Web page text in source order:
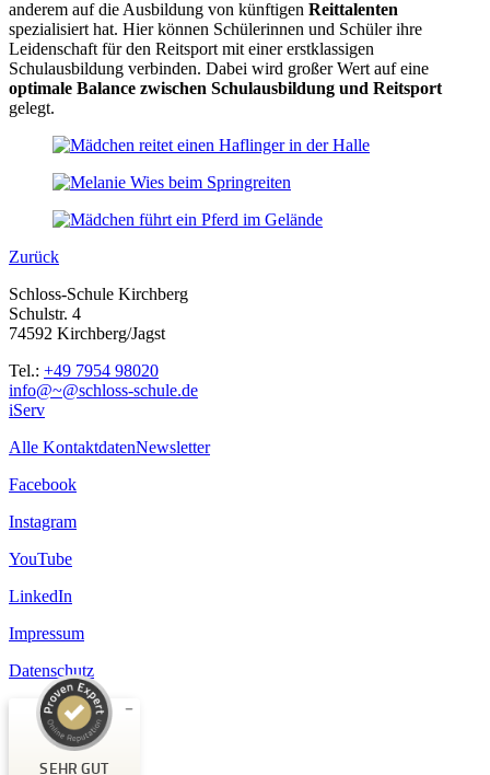
anderem auf die Ausbildung von künftigen Reittalenten
spezialisiert hat. Hier können Schülerinnen und Schüler ihre
Leidenschaft für den Reitsport mit einer erstklassigen
Schulausbildung verbinden. Dabei wird großer Wert auf eine
optimale Balance zwischen Schulausbildung und Reitsport
gelegt.
Zurück
Schloss-Schule Kirchberg
Schulstr. 4
74592 Kirchberg/Jagst
Tel.: +49 7954 98020
info@~@schloss-schule.de
iServ
Alle KontaktdatenNewsletter
Facebook
Instagram
YouTube
LinkedIn
Impressum
Datenschutz
SEHR GUT
Kundenbewertungen und Erfahrungen zu
Schloss-Schule Kirchberg